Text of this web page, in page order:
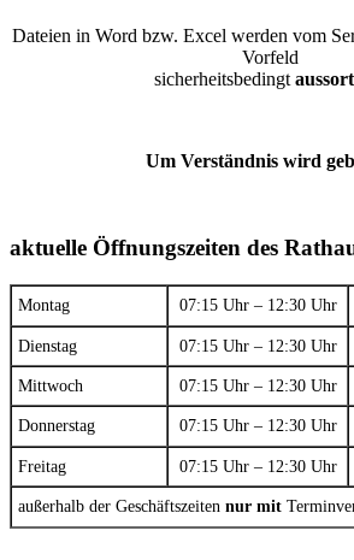
Dateien in Word bzw. Excel werden vom
Vorfeld
sicherheitsbedingt
Um Verständnis wird
aktuelle Öffnungszeiten des
Montag 07:15 Uhr – 12:30 Uhr
Dienstag 07:15 Uhr – 12:30 Uhr
Mittwoch 07:15 Uhr – 12:30 Uhr
Donnerstag 07:15 Uhr – 12:30 Uhr
Freitag 07:15 Uhr – 12:30 Uhr
außerhalb der Geschäftszeiten nur mit